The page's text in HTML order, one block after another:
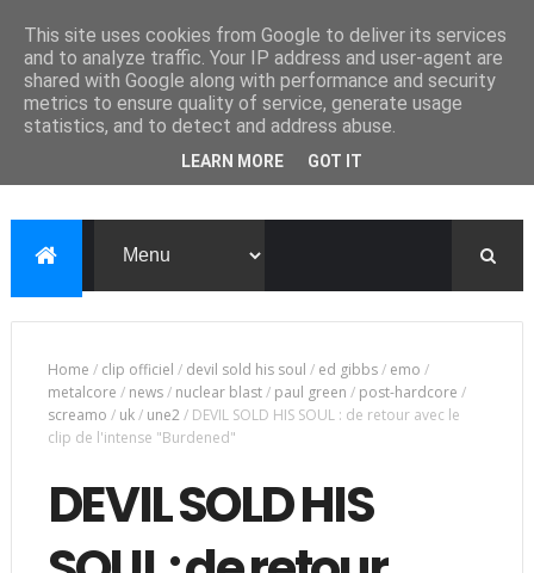
Home / clip officiel / devil sold his soul / ed gibbs/ emo /
metalcore / news/ nuclear blast/ paul green / post-hardcore /
screamo / uk/ une2/ DEVIL SOLD HIS SOUL : de retour avec le
clip de l'intense "Burdened"
DEVIL SOLD HIS
This site uses cookies from Google to deliver its services
and to analyze traffic. Your IP address and user-agent are
shared with Google along with performance and security
metrics to ensure quality of service, generate usage
statistics, and to detect and address abuse.
LEARN MORE GOT IT